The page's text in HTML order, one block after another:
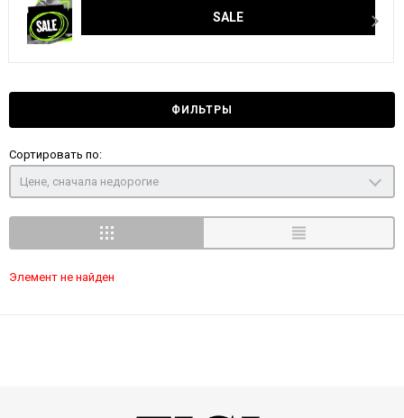
SALE
ФИЛЬТРЫ
Сортировать по:
Цене, сначала недорогие
Элемент не найден